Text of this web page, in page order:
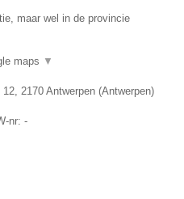
maar wel in de provincie
maps ▼
12, 2170 Antwerpen (Antwerpen)
nr: -